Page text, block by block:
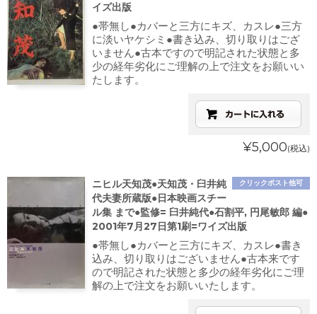
イズ出版
●帯無し●カバーと三方にキズ、カスレ●三方
に淡いヤケシミ●書き込み、切り取りはござ
いません●古本ですので明記された状態と多
少の経年劣化にご理解の上で注文をお願いい
たします。
¥5,000(税込)
クリックポスト他可
ニヒル天知茂●天知茂・臼井純
代夫妻所蔵版●日本映画スチー
ル集 まで●監修= 臼井純代●石割平, 円尾敏郎 編●
2001年7月27日第1刷=ワイズ出版
●帯無し●カバーと三方にキズ、カスレ●書き
込み、切り取りはございません●古本来です
ので明記された状態と多少の経年劣化にご理
解の上で注文をお願いいたします。